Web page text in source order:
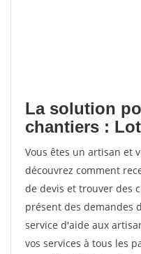
La solution
chantiers :
Vous êtes un artisan et
découvrez comment
de devis et trouver des
présent des demandes
service d'aide aux
vos services à tous les